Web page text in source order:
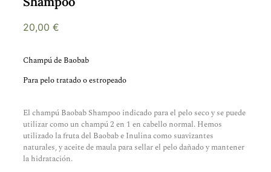
20,00€
Champú de Baobab
Para pelo tratado o estropeado
El champú Baobab Shampoo indicado para el pelo seco y se puede
utilizar como un champú 2 en 1 en cabello normal. Hemos
utilizado la fruta del Baobab e Inulina como suavizantes
naturales, y aceite de maula para sellar el pelo dañado y mantener
la hidratación.